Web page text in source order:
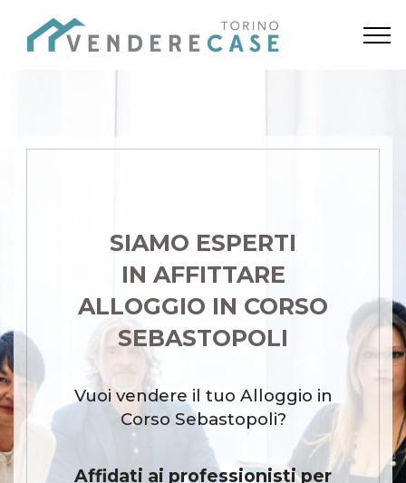
SIAMO ESPERTI
IN AFFITTARE
ALLOGGIO IN CORSO
SEBASTOPOLI
Vuoi vendere il tuo Alloggio in
Corso Sebastopoli?
Affidati ai professionisti per